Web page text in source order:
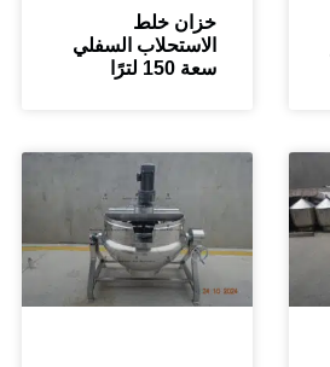
خزان خلط
الاستحلاب السفلي